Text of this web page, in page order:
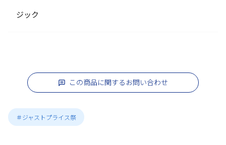
ジック
この商品に関するお問い合わせ
＃ジャストプライス祭